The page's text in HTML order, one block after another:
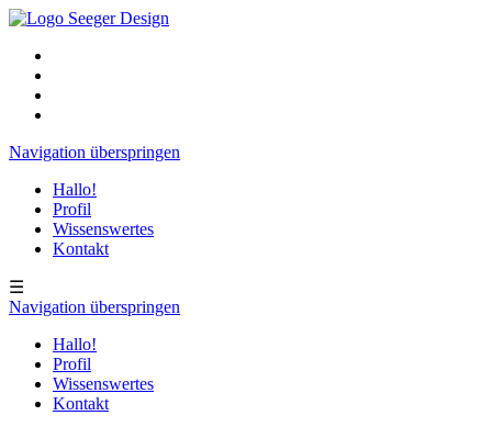
Navigation überspringen
Hallo!
Profil
Wissenswertes
Kontakt
☰
Navigation überspringen
Hallo!
Profil
Wissenswertes
Kontakt